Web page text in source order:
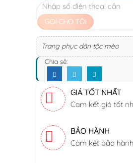
GỌI CHO TÔI
Trang phục dân tộc mèo
Chia sẻ:
GIÁ TỐT NHẤT
Cam kết giá tốt
BẢO HÀNH
Cam kết bảo